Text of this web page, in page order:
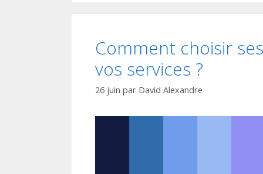
Comment choisir
vos services ?
26 juin par David Alexandre